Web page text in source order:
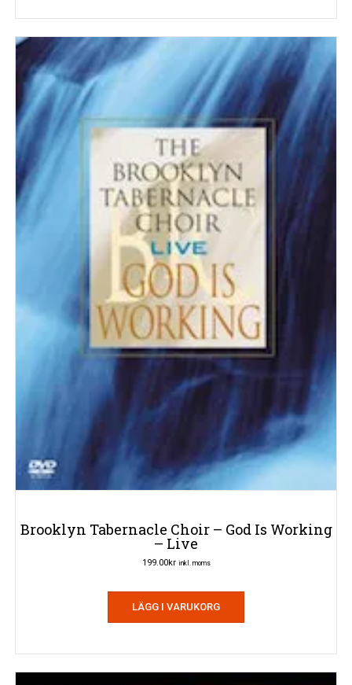
Brooklyn Tabernacle Choir – God Is Working
– Live
199.00kr inkl. moms
LÄGG I VARUKORG